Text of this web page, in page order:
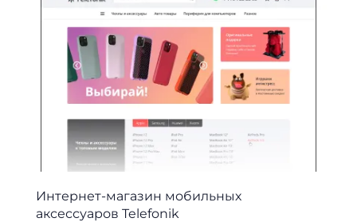
Интернет-магазин мобильных
аксессуаров Telefonik